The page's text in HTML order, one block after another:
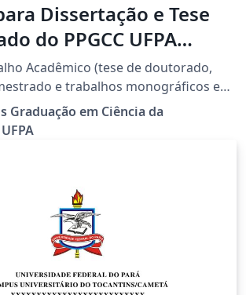
Dissertação e Tese
do PPGCC UFPA
Federal do Pará)
Acadêmico (tese de doutorado,
e trabalhos monográficos em
com ABNT NBR 14724:2011:
- Trabalhos acadêmicos.
Acadêmico da Faculdade de
index.php/br/docu
205-templates-teses-e-
Graduação em Ciência da